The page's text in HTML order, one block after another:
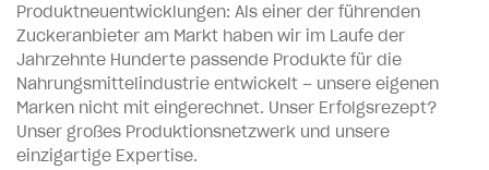
Produktneuentwicklungen: Als einer der führenden
Zuckeranbieter am Markt haben wir im Laufe der
Jahrzehnte Hunderte passende Produkte für die
Nahrungsmittelindustrie entwickelt – unsere eigenen
Marken nicht mit eingerechnet. Unser Erfolgsrezept?
Unser großes Produktionsnetzwerk und unsere
einzigartige Expertise.